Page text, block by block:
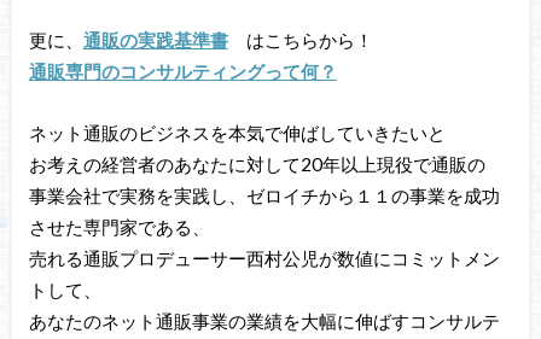
更に、 通販の実践基準書はこちらから！
通販専門のコンサルティングって何？
ネット通販のビジネスを本気で伸ばしていきたいと
お考えの経営者のあなたに対して20年以上現役で通販の
事業会社で実務を実践し、ゼロイチから１１の事業を成功
させた専門家である、
売れる通販プロデューサー西村公児が数値にコミットメン
トして、
あなたのネット通販事業の業績を大幅に伸ばすコンサルテ